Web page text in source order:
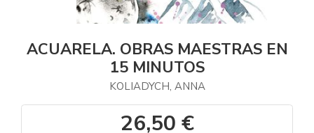
ACUARELA. OBRAS MAESTRAS EN
15 MINUTOS
KOLIADYCH, ANNA
26,50 €